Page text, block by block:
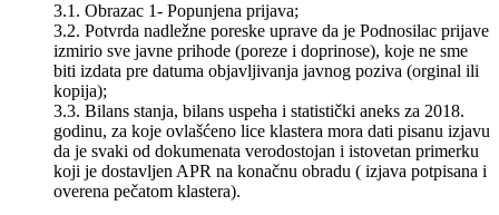
3.1. Obrazac 1- Popunjena prijava;
3.2. Potvrda nadležne poreske uprave da je Podnosilac prijave
izmirio sve javne prihode (poreze i doprinose), koje ne sme
biti izdata pre datuma objavljivanja javnog poziva (orginal ili
kopija);
3.3. Bilans stanja, bilans uspeha i statistički aneks za 2018.
godinu, za koje ovlašćeno lice klastera mora dati pisanu izjavu
da je svaki od dokumenata verodostojan i istovetan primerku
koji je dostavljen APR na konačnu obradu ( izjava potpisana i
overena pečatom klastera).